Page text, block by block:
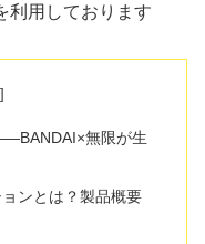
利用しております
無限が生
ンとは？製品概要